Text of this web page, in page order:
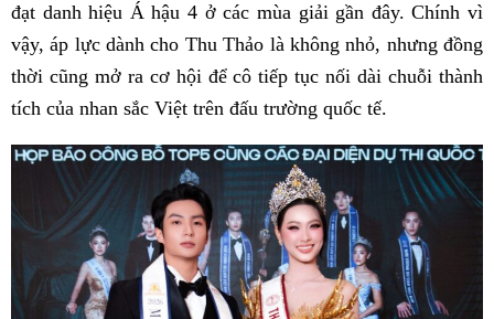
đạt danh hiệu Á hậu 4 ở các mùa giải gần đây. Chính vì
vậy, áp lực dành cho Thu Thảo là không nhỏ, nhưng đồng
thời cũng mở ra cơ hội để cô tiếp tục nối dài chuỗi thành
tích của nhan sắc Việt trên đấu trường quốc tế.